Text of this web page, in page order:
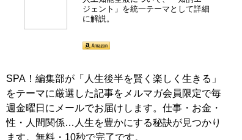
ジェント」を統一テーマとして詳細
に解説。
SPA！編集部が「人生後半を賢く楽しく生きる」
をテーマに厳選した記事をメルマガ会員限定で毎
週金曜日にメールでお届けします。仕事・お金・
性・人間関係…人生を豊かにする秘訣が見つかり
ます。無料・10秒で完了です。